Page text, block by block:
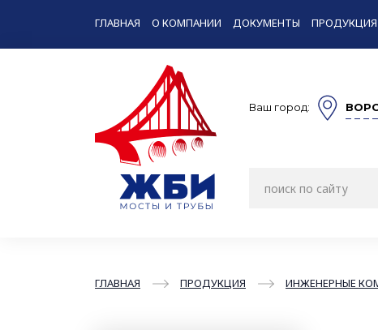
ГЛАВНАЯ О КОМПАНИИ ДОКУМЕНТЫ ПРОДУКЦИЯ
Ваш город:
ГЛАВНАЯ ПРОДУКЦИЯ ИНЖЕНЕРНЫЕ